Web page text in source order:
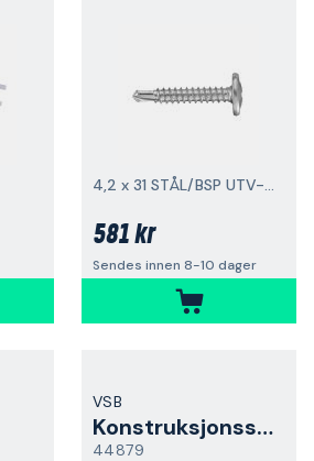
4,2 x 31 STÅL/BSP UTV-C4 500-pakning
581 kr
Sendes innen 8-10 dager
VSB
Konstruksjonsskrue
44879